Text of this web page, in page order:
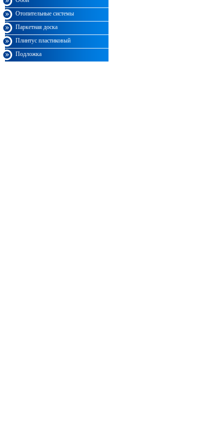
Отопительные системы
Паркетная доска
Плинтус пластиковый
Подложка